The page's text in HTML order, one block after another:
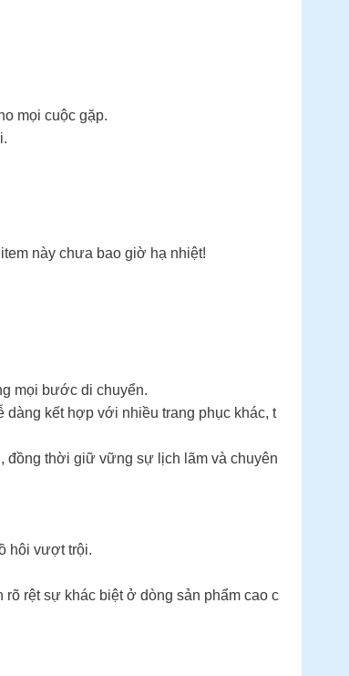
mọi cuộc gặp.
này chưa bao giờ hạ nhiệt!
mọi bước di chuyển.
kết hợp với nhiều trang phục khác, t
đồng thời giữ vững sự lịch lãm và chuyên
hôi vượt trội.
rệt sự khác biệt ở dòng sản phẩm cao c